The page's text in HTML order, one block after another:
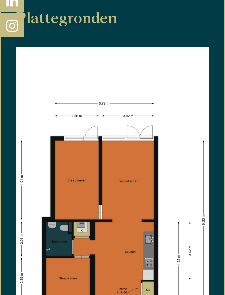
Plattegronden